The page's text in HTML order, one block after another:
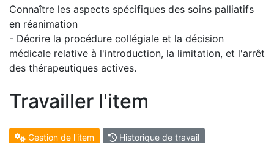
Connaître les aspects spécifiques des soins palliatifs
en réanimation
- Décrire la procédure collégiale et la décision
médicale relative à l'introduction, la limitation, et l'arrêt
des thérapeutiques actives.
Travailler l'item
Gestion de l'item Historique de travail